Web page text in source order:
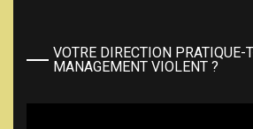
VOTRE DIRECTION PRATIQUE-
MANAGEMENT VIOLENT ?